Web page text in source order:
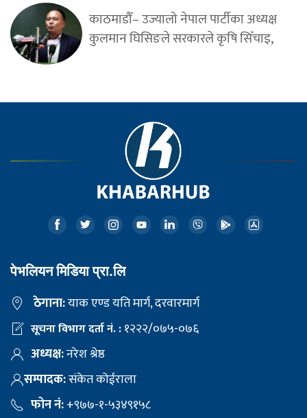
काठमाडौँ– उज्यालो नेपाल पार्टीका अध्यक्ष
कुलमान घिसिङले सरकारले कृषि सिँचाइ,
पेभलियन मिडिया प्रा.लि
ठेगाना:याक एण्ड यति मार्ग, दरवारमार्ग
सूचना विभाग दर्ता नं. :१२२२/०७५-०७६
अध्यक्ष:नरेश श्रेष्ठ
सम्पादक:संकेत कोईराला
फोन नं:+९७७-१-५३४९१५८